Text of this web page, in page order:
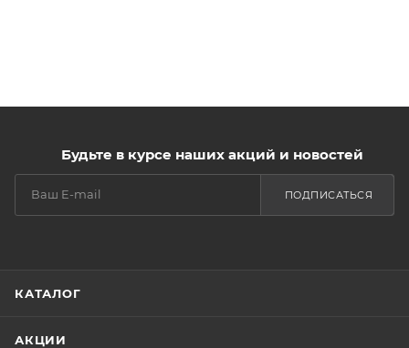
Будьте в курсе наших акций и новостей
ПОДПИСАТЬСЯ
КАТАЛОГ
АКЦИИ